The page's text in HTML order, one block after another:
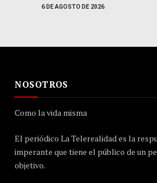
6 DE AGOSTO DE 2026
NOSOTROS
Como la vida misma
El periódico La Telerealidad es la
imperante que tiene el público de un
objetivo.